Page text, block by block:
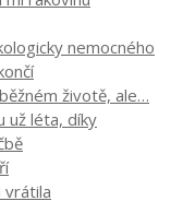
nemocného
životě, ale…
už léta, díky
vrátila